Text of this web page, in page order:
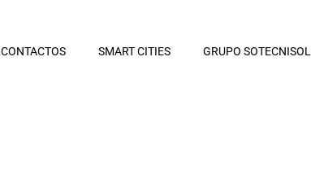
CONTACTOS SMART CITIES GRUPO SOTECNISOL